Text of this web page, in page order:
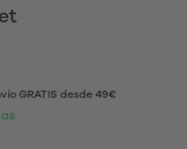
GRATIS desde 49€